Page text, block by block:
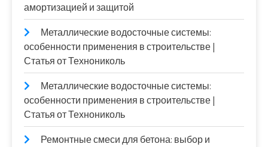
амортизацией и защитой
Металлические водосточные системы:
особенности применения в строительстве |
Статья от Технониколь
Металлические водосточные системы:
особенности применения в строительстве |
Статья от Технониколь
Ремонтные смеси для бетона: выбор и